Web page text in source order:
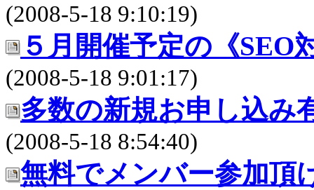
(2008-5-18 9:10:19)
５月開催予定の《SEO
(2008-5-18 9:01:17)
多数の新規お申し込み
(2008-5-18 8:54:40)
無料でメンバー参加頂